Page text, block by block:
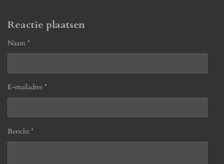
Reactie plaatsen
Naam *
E-mailadres *
Bericht *